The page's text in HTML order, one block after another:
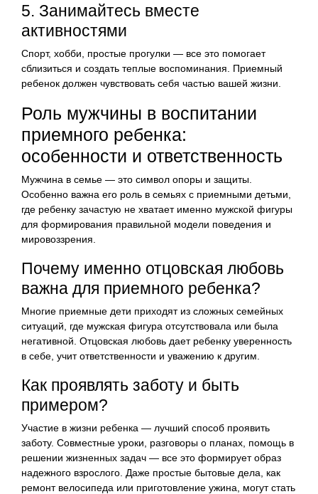
5. Занимайтесь вместе
активностями
Спорт, хобби, простые прогулки — все это помогает
сблизиться и создать теплые воспоминания. Приемный
ребенок должен чувствовать себя частью вашей жизни.
Роль мужчины в воспитании
приемного ребенка:
особенности и ответственность
Мужчина в семье — это символ опоры и защиты.
Особенно важна его роль в семьях с приемными детьми,
где ребенку зачастую не хватает именно мужской фигуры
для формирования правильной модели поведения и
мировоззрения.
Почему именно отцовская любовь
важна для приемного ребенка?
Многие приемные дети приходят из сложных семейных
ситуаций, где мужская фигура отсутствовала или была
негативной. Отцовская любовь дает ребенку уверенность
в себе, учит ответственности и уважению к другим.
Как проявлять заботу и быть
примером?
Участие в жизни ребенка — лучший способ проявить
заботу. Совместные уроки, разговоры о планах, помощь в
решении жизненных задач — все это формирует образ
надежного взрослого. Даже простые бытовые дела, как
ремонт велосипеда или приготовление ужина, могут стать